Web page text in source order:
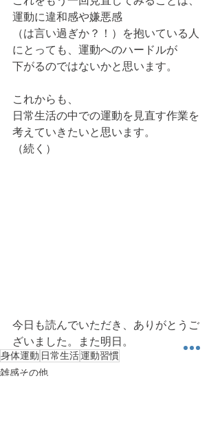
運動に違和感や嫌悪感
（は言い過ぎか？！）を抱いている人
にとっても、運動へのハードルが
下がるのではないかと思います。
これからも、
日常生活の中での運動を見直す作業を
考えていきたいと思います。
（続く）
今日も読んでいただき、ありがとうご
ざいました。また明日。
身体運動 日常生活運動習慣
雑感その他